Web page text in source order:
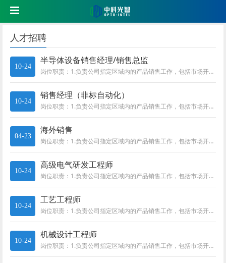
人才招聘
10-24
半导体设备销售经理/销售总监
岗位职责：1.负责公司指定区域内的产品销售工作，包括市场开拓、客户开发、方案报价、商务谈判、项目投标、合同签订、售后服务...
10-24
销售经理（非标自动化）
岗位职责：1.负责公司指定区域内的产品销售工作，包括市场开拓、客户开发、方案报价、商务谈判、项目投标、合同签订、售后服务...
04-23
海外销售
岗位职责：1.负责公司指定区域内的产品销售工作，包括市场开拓、客户开发、方案报价、商务谈判、项目投标、合同签订、售后服务...
10-24
高级电气研发工程师
岗位职责：1.负责公司指定区域内的产品销售工作，包括市场开拓、客户开发、方案报价、商务谈判、项目投标、合同签订、售后服务...
10-24
工艺工程师
岗位职责：1.负责公司指定区域内的产品销售工作，包括市场开拓、客户开发、方案报价、商务谈判、项目投标、合同签订、售后服务...
10-24
机械设计工程师
岗位职责：1.负责公司指定区域内的产品销售工作，包括市场开拓、客户开发、方案报价、商务谈判、项目投标、合同签订、售后服务...